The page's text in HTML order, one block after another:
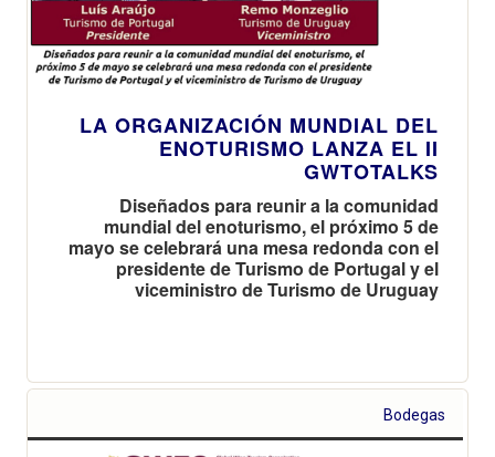
LA ORGANIZACIÓN MUNDIAL DEL
ENOTURISMO LANZA EL II
GWTOTALKS
Diseñados para reunir a la comunidad
mundial del enoturismo, el próximo 5 de
mayo se celebrará una mesa redonda con el
presidente de Turismo de Portugal y el
viceministro de Turismo de Uruguay
Bodegas